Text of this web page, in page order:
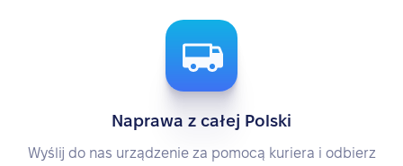
Naprawa z całej Polski
Wyślij do nas urządzenie za pomocą kuriera i odbierz